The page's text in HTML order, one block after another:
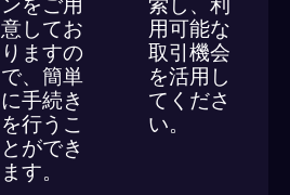
ンをご用
意してお
りますの
で、簡単
に手続き
を行うこ
とができ
ます。
索し、利
用可能な
取引機会
を活用し
てくださ
い。